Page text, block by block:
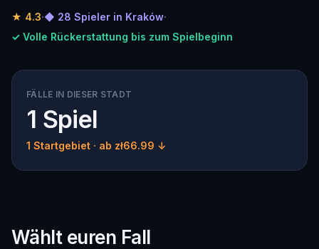
★ 4.3·◆ 28 Spieler in Kraków·
✓ Volle Rückerstattung bis zum Spielbeginn
FÄLLE IN DIESER STADT
1 Spiel
1 Startgebiet · ab zł66.99 ↓
Wählt euren Fall